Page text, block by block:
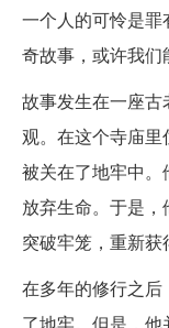
一个人的可怜是
奇故事，或许我们
故事发生在一座
观。在这个寺庙
被关在了地牢中
放弃生命。于是
突破牢笼，重新获
在多年的修行之
了地牢。但是，